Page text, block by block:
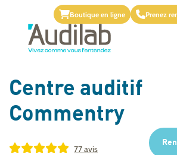
Boutique en ligne Prenez
Centre auditif
Commentry
77 avis